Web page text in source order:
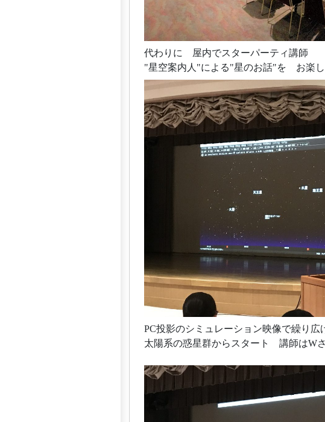
代わりに 屋内でスターパーティ講師
"星空案内人"による"星のお話"を お楽し
PC投影のシミュレーション映像で繰り広
太陽系の惑星群からスタート 講師はW